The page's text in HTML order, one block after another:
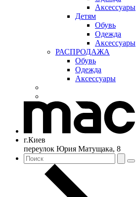
Аксессуары
Детям
Обувь
Одежда
Аксессуары
РАСПРОДАЖА
Обувь
Одежда
Аксессуары
г.Киев
переулок Юрия Матущака, 8